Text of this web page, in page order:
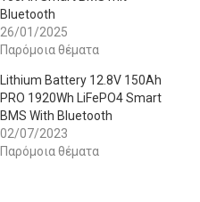
Bluetooth
26/01/2025
Παρόμοια θέματα
Lithium Battery 12.8V 150Ah
PRO 1920Wh LiFePO4 Smart
BMS With Bluetooth
02/07/2023
Παρόμοια θέματα